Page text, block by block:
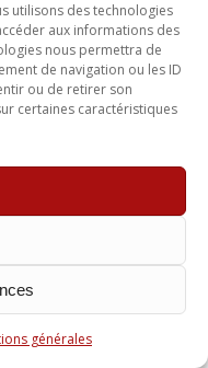
utilisons des technologies
aux informations des
nous permettra de
de navigation ou les ID
ou de retirer son
certaines caractéristiques
générales